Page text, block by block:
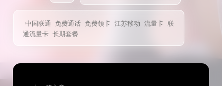
中国联通 免费通话 免费领卡 江苏移动 流量卡 联
通流量卡 长期套餐